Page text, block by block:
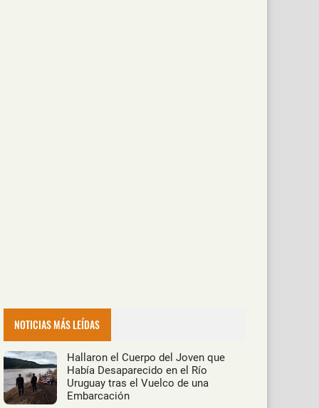
NOTICIAS MÁS LEÍDAS
Hallaron el Cuerpo del Joven que
Había Desaparecido en el Río
Uruguay tras el Vuelco de una
Embarcación